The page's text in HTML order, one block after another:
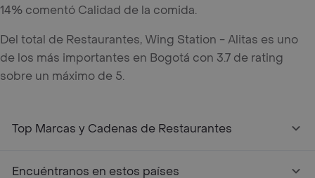
14% comentó Calidad de la comida.
Del total de Restaurantes, Wing Station - Alitas es uno
de los más importantes en Bogotá con 3.7 de rating
sobre un máximo de 5.
Top Marcas y Cadenas de Restaurantes
Encuéntranos en estos países